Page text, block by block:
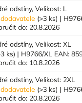
odstíny, Velikost: L
(>3 ks) |
do: 20.8.2026
odstíny, Velikost: XL
ks) | H9766/XL EAN:
do: 10.8.2026
odstíny, Velikost: 2XL
(>3 ks) |
do: 20.8.2026